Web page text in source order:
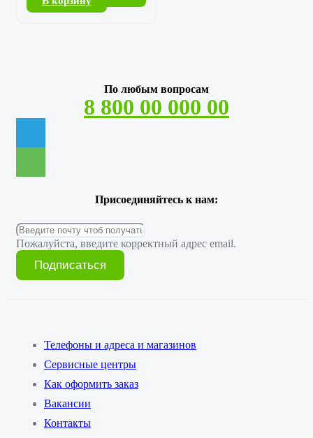
По любым вопросам
8 800 00 000 00
Присоединяйтесь к нам:
Пожалуйста, введите корректный адрес email.
Подписаться
Телефоны и адреса и магазинов
Сервисные центры
Как оформить заказ
Вакансии
Контакты